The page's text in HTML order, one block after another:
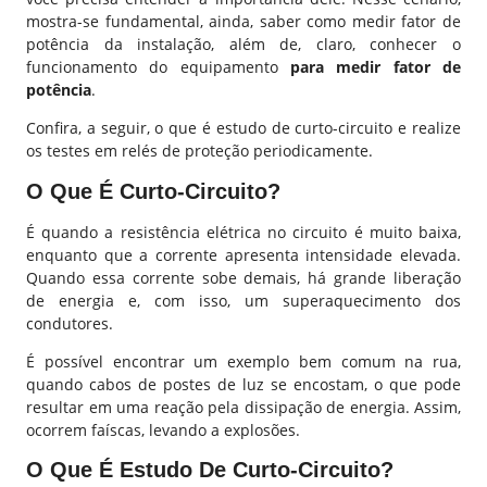
mostra-se fundamental, ainda, saber como medir fator de
potência da instalação, além de, claro, conhecer o
funcionamento do equipamentopara medir fator de
potência.
Confira, a seguir, o que é estudo de curto-circuito e realize
os testes em relés de proteção periodicamente.
O Que É Curto-Circuito?
É quando a resistência elétrica no circuito é muito baixa,
enquanto que a corrente apresenta intensidade elevada.
Quando essa corrente sobe demais, há grande liberação
de energia e, com isso, um superaquecimento dos
condutores.
É possível encontrar um exemplo bem comum na rua,
quando cabos de postes de luz se encostam, o que pode
resultar em uma reação pela dissipação de energia. Assim,
ocorrem faíscas, levando a explosões.
O Que É Estudo De Curto-Circuito?